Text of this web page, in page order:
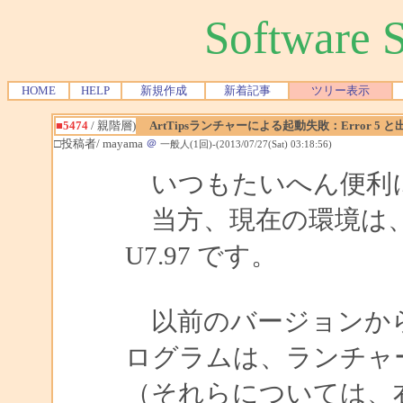
Software
HOME HELP 新規作成 新着記事 ツリー表示
■5474/ 親階層)
ArtTipsランチャーによる起動失敗：Error 5 と
□投稿者/ mayama ＠ 一般人(1回)-(2013/07/27(Sat) 03:18:56)
いつもたいへん便利
当方、現在の環境は
U7.97 です。
以前のバージョンか
ログラムは、ランチ
（それらについては